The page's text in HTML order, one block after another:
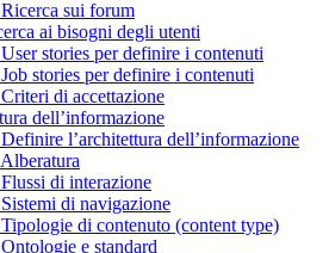
sui forum
ai bisogni degli utenti
stories per definire i contenuti
stories per definire i contenuti
di accettazione
dell’informazione
l’architettura dell’informazione
di interazione
di navigazione
di contenuto (content type)
e standard